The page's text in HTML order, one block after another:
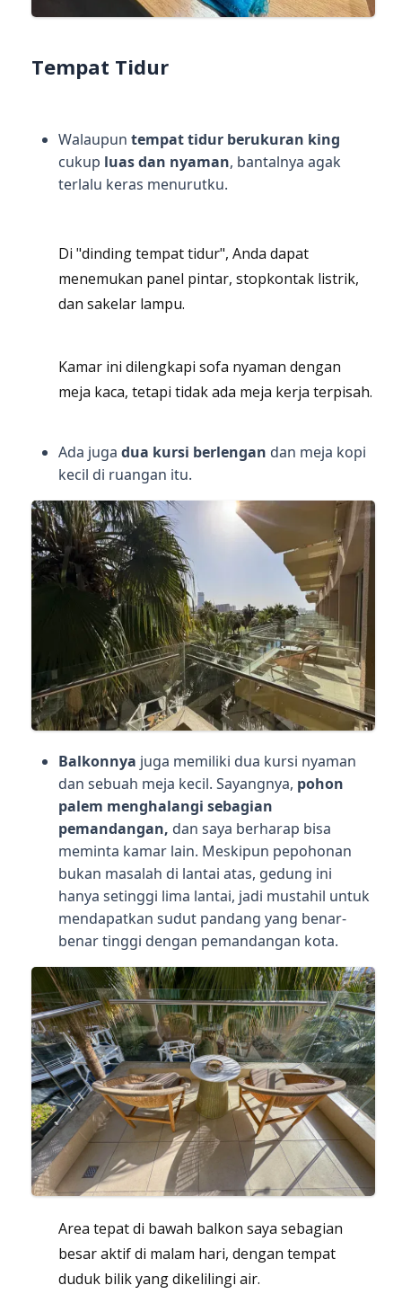
Tempat Tidur
Walaupun tempat tidur berukuran king
cukup luas dan nyaman, bantalnya agak
terlalu keras menurutku.
Di "dinding tempat tidur", Anda dapat
menemukan panel pintar, stopkontak listrik,
dan sakelar lampu.
Kamar ini dilengkapi sofa nyaman dengan
meja kaca, tetapi tidak ada meja kerja terpisah.
Ada juga dua kursi berlengan dan meja kopi
kecil di ruangan itu.
Balkonnya juga memiliki dua kursi nyaman
dan sebuah meja kecil. Sayangnya, pohon
palem menghalangi sebagian
pemandangan, dan saya berharap bisa
meminta kamar lain. Meskipun pepohonan
bukan masalah di lantai atas, gedung ini
hanya setinggi lima lantai, jadi mustahil untuk
mendapatkan sudut pandang yang benar-
benar tinggi dengan pemandangan kota.
Area tepat di bawah balkon saya sebagian
besar aktif di malam hari, dengan tempat
duduk bilik yang dikelilingi air.